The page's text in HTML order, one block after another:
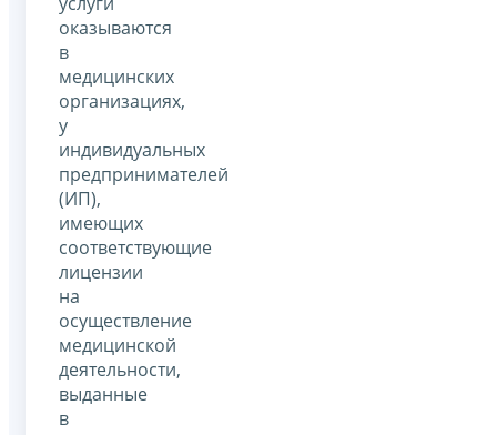
оказываются
в
медицинских
организациях,
у
индивидуальных
предпринимателей
(ИП),
имеющих
соответствующие
лицензии
на
осуществление
медицинской
деятельности,
выданные
в